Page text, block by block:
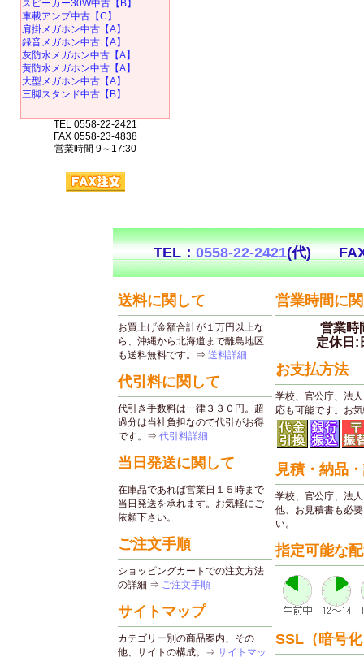
スピーカー30W中古【B】
車載アンプ中古【C】
肩掛メガホン中古【A】
録音メガホン中古【A】
灰防水メガホン中古【A】
黄防水メガホン中古【A】
大型メガホン中古【A】
三脚スタンド中古【B】
TEL 0558-22-2421
FAX 0558-23-4838
営業時間 9～17:30